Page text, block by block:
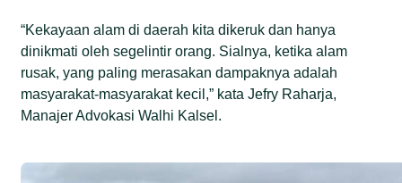
“Kekayaan alam di daerah kita dikeruk dan hanya
dinikmati oleh segelintir orang. Sialnya, ketika alam
rusak, yang paling merasakan dampaknya adalah
masyarakat-masyarakat kecil,” kata Jefry Raharja,
Manajer Advokasi Walhi Kalsel.